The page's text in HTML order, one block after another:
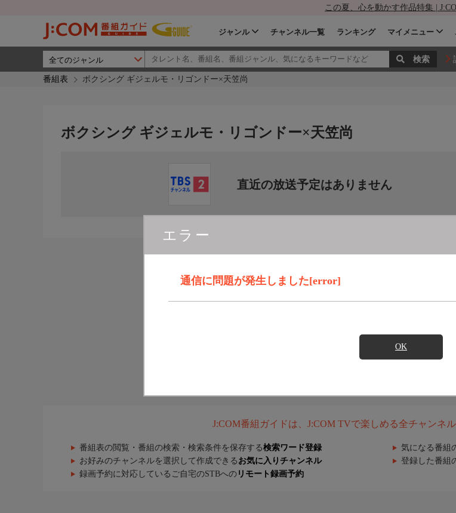
この夏、心を動かす作品特集 |
ジャンル チャンネル一覧 ランキング マイメニュー
番組表 ボクシング ギジェルモ・リゴンドー×天笠尚
エラー
通信に問題が発生しました[error]
OK
ボクシング ギジェルモ・リゴンドー×天笠尚
直近の放送予定はありません
J:COM番組ガイドは、J:COM TVで楽しめる全チャンネ
番組表の閲覧・番組の検索・検索条件を保存する検索ワード登録 気になる番組
お好みのチャンネルを選択して作成できる お気に入りチャンネル 登録した番組
録画予約に対応しているご自宅のSTBへの リモート録画予約